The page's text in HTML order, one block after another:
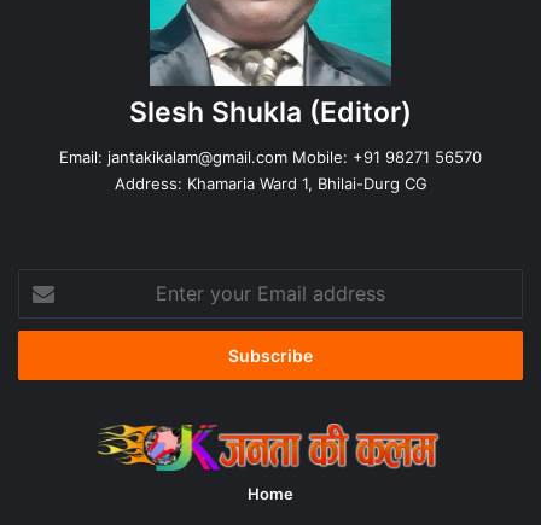
Slesh Shukla (Editor)
Email: jantakikalam@gmail.com Mobile: +91 98271 56570
Address: Khamaria Ward 1, Bhilai-Durg CG
your
Email
Home